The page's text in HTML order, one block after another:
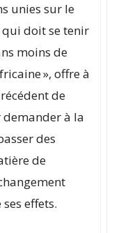
unies sur le
qui doit se tenir
moins de
», offre à
de
demander à la
des
de
effets.